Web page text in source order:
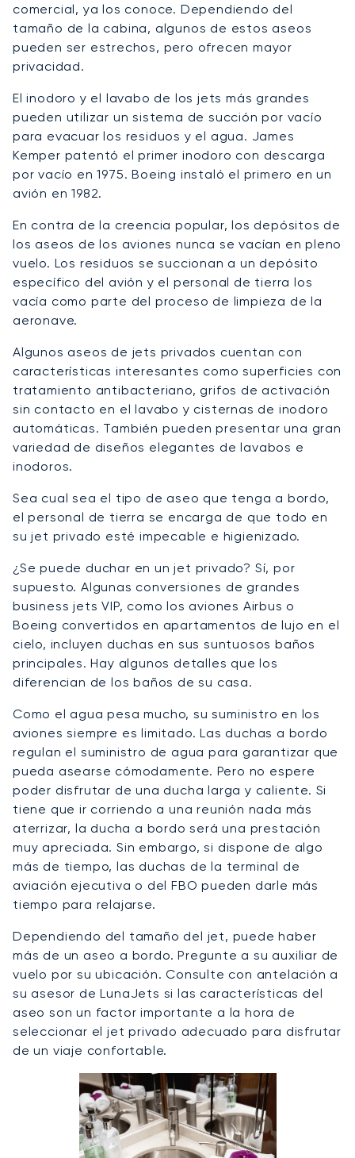
comercial, ya los conoce. Dependiendo del
tamaño de la cabina, algunos de estos aseos
pueden ser estrechos, pero ofrecen mayor
privacidad.
El inodoro y el lavabo de los jets más grandes
pueden utilizar un sistema de succión por vacío
para evacuar los residuos y el agua. James
Kemper patentó el primer inodoro con descarga
por vacío en 1975. Boeing instaló el primero en un
avión en 1982.
En contra de la creencia popular, los depósitos de
los aseos de los aviones nunca se vacían en pleno
vuelo. Los residuos se succionan a un depósito
específico del avión y el personal de tierra los
vacía como parte del proceso de limpieza de la
aeronave.
Algunos aseos de jets privados cuentan con
características interesantes como superficies con
tratamiento antibacteriano, grifos de activación
sin contacto en el lavabo y cisternas de inodoro
automáticas. También pueden presentar una gran
variedad de diseños elegantes de lavabos e
inodoros.
Sea cual sea el tipo de aseo que tenga a bordo,
el personal de tierra se encarga de que todo en
su jet privado esté impecable e higienizado.
¿Se puede duchar en un jet privado? Sí, por
supuesto. Algunas conversiones de grandes
business jets VIP, como los aviones Airbus o
Boeing convertidos en apartamentos de lujo en el
cielo, incluyen duchas en sus suntuosos baños
principales. Hay algunos detalles que los
diferencian de los baños de su casa.
Como el agua pesa mucho, su suministro en los
aviones siempre es limitado. Las duchas a bordo
regulan el suministro de agua para garantizar que
pueda asearse cómodamente. Pero no espere
poder disfrutar de una ducha larga y caliente. Si
tiene que ir corriendo a una reunión nada más
aterrizar, la ducha a bordo será una prestación
muy apreciada. Sin embargo, si dispone de algo
más de tiempo, las duchas de la terminal de
aviación ejecutiva o del FBO pueden darle más
tiempo para relajarse.
Dependiendo del tamaño del jet, puede haber
más de un aseo a bordo. Pregunte a su auxiliar de
vuelo por su ubicación. Consulte con antelación a
su asesor de LunaJets si las características del
aseo son un factor importante a la hora de
seleccionar el jet privado adecuado para disfrutar
de un viaje confortable.